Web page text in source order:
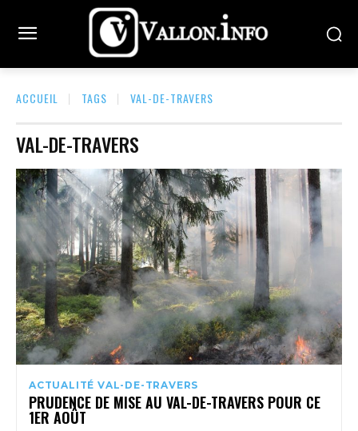
ACCUEIL TAGS VAL-DE-TRAVERS
VAL-DE-TRAVERS
ACTUALITÉ VAL-DE-TRAVERS
PRUDENCE DE MISE AU VAL-DE-TRAVERS POUR CE
1ER AOÛT